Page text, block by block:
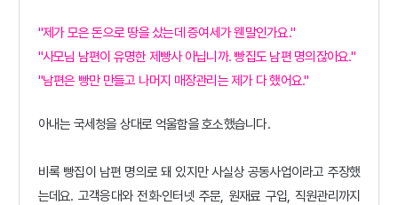
"제가 모은 돈으로 땅을 샀는데 증여세가 웬말인가요."
"사모님 남편이 유명한 제빵사 아닙니까. 빵집도 남편 명의잖아요."
"남편은 빵만 만들고 나머지 매장관리는 제가 다 했어요."
아내는 국세청을 상대로 억울함을 호소했습니다.
비록 빵집이 남편 명의로 돼 있지만사실상 공동사업이라고 주장했
는데요. 고객응대와 전화·인터넷 주문, 원재료 구입, 직원관리까지